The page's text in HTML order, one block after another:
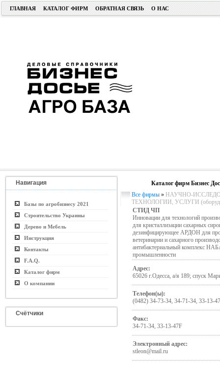
ГЛАВНАЯ КАТАЛОГ ФИРМ ОБРАТНАЯ СВЯЗЬ О НАС
Навигация
Базы по агробизнесу 2021
Строительство Украины
Дерево и Мебель
Инструкция
Контакты
F.A.Q.
Каталог фирм
О компании
Счётчики
Каталог фирм Бизнес
Все фирмы » НАУЧНО-
ТЕХНОЛОГИИ, УСЛУГИ
СТИД ЧП
Инновации для технологий
для кристаллизации сахарных
дезинфицирующее АРДОН для
ветеринарии и сахарного
антибактериальный комплекс
промышленности
Адрес:
65026 г.Одесса, а/я 189; спуск
Телефон(ы):
(0482) 34-73-34, 34-71-34, 33-13-
Факс:
34-71-34, 33-13-47F
Электронный адрес:
stleon@mail.ru